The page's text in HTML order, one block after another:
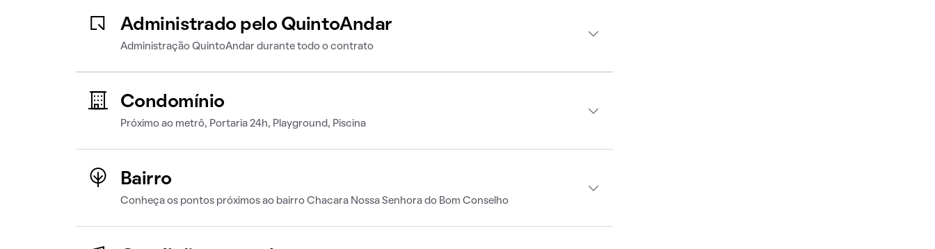
Administrado pelo QuintoAndar
Administração QuintoAndar durante todo o contrato
Condomínio
Próximo ao metrô, Portaria 24h, Playground, Piscina
Bairro
Conheça os pontos próximos ao bairro Chacara Nossa Senhora do Bom Conselho